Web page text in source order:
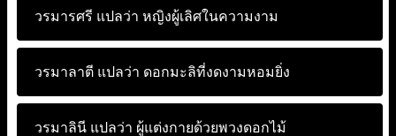
วรมารศรี แปลว่า หญิงผู้เลิศในความงาม
วรมาลาตี แปลว่า ดอกมะลิที่งดงามหอมยิ่ง
วรมาลินี แปลว่า ผู้แต่งกายด้วยพวงดอกไม้